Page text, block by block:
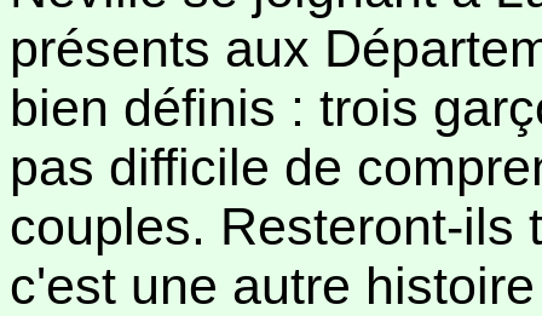
présents aux
bien définis : trois
pas difficile de
couples. Resteront-ils
c'est une autre